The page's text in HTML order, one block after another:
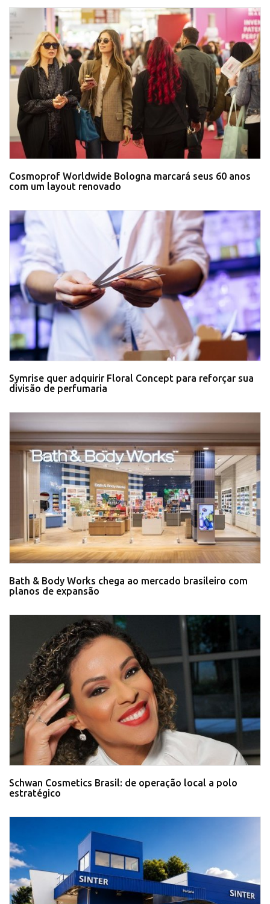
Cosmoprof Worldwide Bologna marcará seus 60 anos
com um layout renovado
Symrise quer adquirir Floral Concept para reforçar sua
divisão de perfumaria
Bath & Body Works chega ao mercado brasileiro com
planos de expansão
Schwan Cosmetics Brasil: de operação local a polo
estratégico